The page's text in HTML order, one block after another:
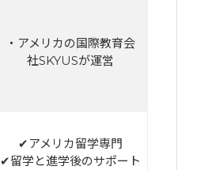
・アメリカの国際教育会
社SKYUSが運営
✔アメリカ留学専門
✔留学と進学後のサポート